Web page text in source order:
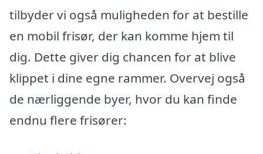
tilbyder vi også muligheden for at bestille
en mobil frisør, der kan komme hjem til
dig. Dette giver dig chancen for at blive
klippet i dine egne rammer. Overvej også
de nærliggende byer, hvor du kan finde
endnu flere frisører: